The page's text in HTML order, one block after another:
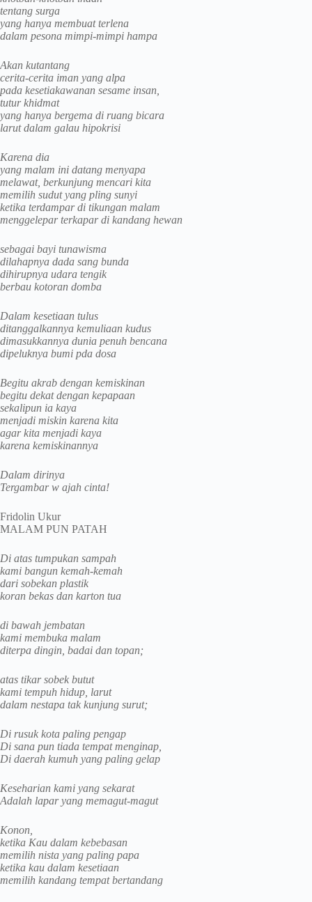
tentang surga
yang hanya membuat terlena
dalam pesona mimpi-mimpi hampa
Akan kutantang
cerita-cerita iman yang alpa
pada kesetiakawanan sesame insan,
tutur khidmat
yang hanya bergema di ruang bicara
larut dalam galau hipokrisi
Karena dia
yang malam ini datang menyapa
melawat, berkunjung mencari kita
memilih sudut yang pling sunyi
ketika terdampar di tikungan malam
menggelepar terkapar di kandang hewan
sebagai bayi tunawisma
dilahapnya dada sang bunda
dihirupnya udara tengik
berbau kotoran domba
Dalam kesetiaan tulus
ditanggalkannya kemuliaan kudus
dimasukkannya dunia penuh bencana
dipeluknya bumi pda dosa
Begitu akrab dengan kemiskinan
begitu dekat dengan kepapaan
sekalipun ia kaya
menjadi miskin karena kita
agar kita menjadi kaya
karena kemiskinannya
Dalam dirinya
Tergambar w ajah cinta!
Fridolin Ukur
MALAM PUN PATAH
Di atas tumpukan sampah
kami bangun kemah-kemah
dari sobekan plastik
koran bekas dan karton tua
di bawah jembatan
kami membuka malam
diterpa dingin, badai dan topan;
atas tikar sobek butut
kami tempuh hidup, larut
dalam nestapa tak kunjung surut;
Di rusuk kota paling pengap
Di sana pun tiada tempat menginap,
Di daerah kumuh yang paling gelap
Keseharian kami yang sekarat
Adalah lapar yang memagut-magut
Konon,
ketika Kau dalam kebebasan
memilih nista yang paling papa
ketika kau dalam kesetiaan
memilih kandang tempat bertandang